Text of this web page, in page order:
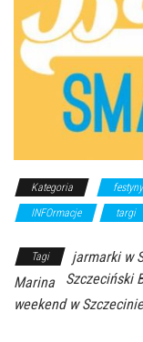
Kategoria
INFOrmacje
targi
Tagi jarmarki w
Marina
Szczeciński
weekend w Szczecinie